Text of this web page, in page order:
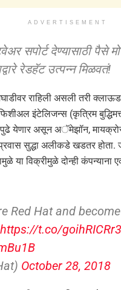
ADVERTISEMENT
सपोर्ट देण्यासाठी पैसे
रेडहॅट उत्पन्न मिळवतं!
राहिली असली तरी
इंटेलिजन्स (कृत्रिम
येणार असून अॅमेझॉन,
सुद्धा अलीकडे खडतर होता.
या विक्रीमुळे दोन्ही
Red Hat and
https://t.co/goihRICRr3
October 28, 2018